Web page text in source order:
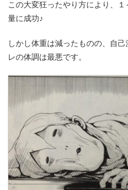
この大変狂ったやり方により、
量に成功♪
しかし体重は減ったものの、自
レの体調は最悪です。